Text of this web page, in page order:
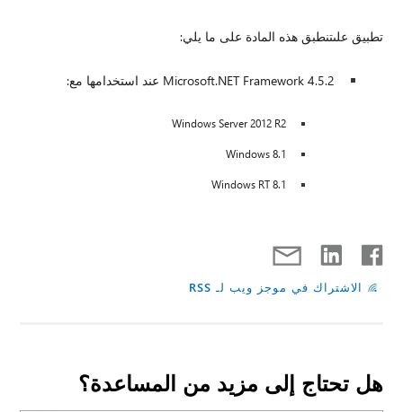
تطبيق علىتنطبق هذه المادة على ما يلي:
Microsoft.NET Framework 4.5.2 عند استخدامها مع:
Windows Server 2012 R2
Windows 8.1
Windows RT 8.1
الاشتراك في موجز ويب لـ RSS
هل تحتاج إلى مزيد من المساعدة؟